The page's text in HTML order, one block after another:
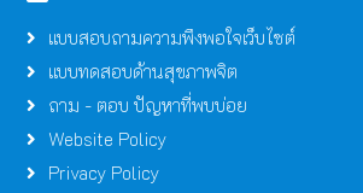
แบบสอบถามความพึงพอใจเว็บไซต์
แบบทดสอบด้านสุขภาพจิต
ถาม - ตอบ ปัญหาที่พบบ่อย
Website Policy
Privacy Policy